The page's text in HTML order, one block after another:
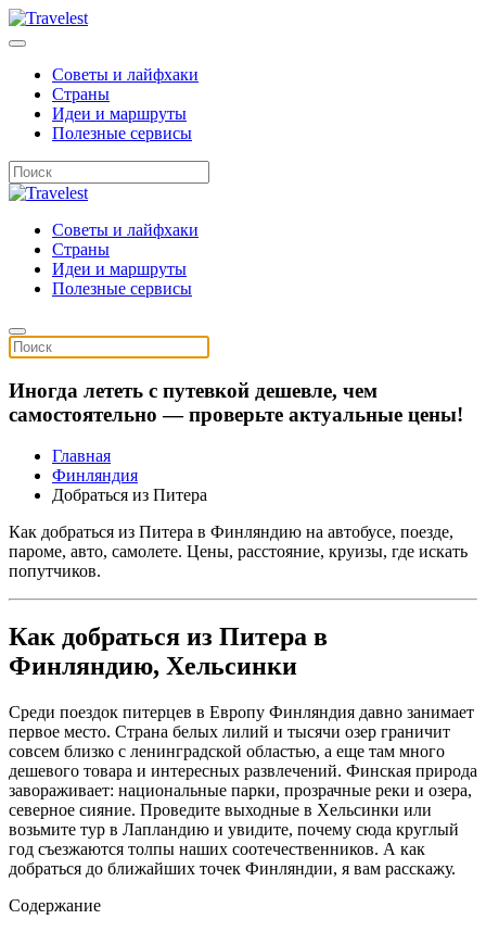
Советы и лайфхаки
Страны
Идеи и маршруты
Полезные сервисы
Советы и лайфхаки
Страны
Идеи и маршруты
Полезные сервисы
Иногда лететь с путевкой дешевле, чем
самостоятельно — проверьте актуальные цены!
Главная
Финляндия
Добраться из Питера
Как добраться из Питера в Финляндию на автобусе, поезде,
пароме, авто, самолете. Цены, расстояние, круизы, где искать
попутчиков.
Как добраться из Питера в
Финляндию, Хельсинки
Среди поездок питерцев в Европу Финляндия давно занимает
первое место. Страна белых лилий и тысячи озер граничит
совсем близко с ленинградской областью, а еще там много
дешевого товара и интересных развлечений. Финская природа
завораживает: национальные парки, прозрачные реки и озера,
северное сияние. Проведите выходные в Хельсинки или
возьмите тур в Лапландию и увидите, почему сюда круглый
год съезжаются толпы наших соотечественников. А как
добраться до ближайших точек Финляндии, я вам расскажу.
Содержание